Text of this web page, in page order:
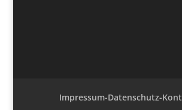
Impressum-Datenschutz-